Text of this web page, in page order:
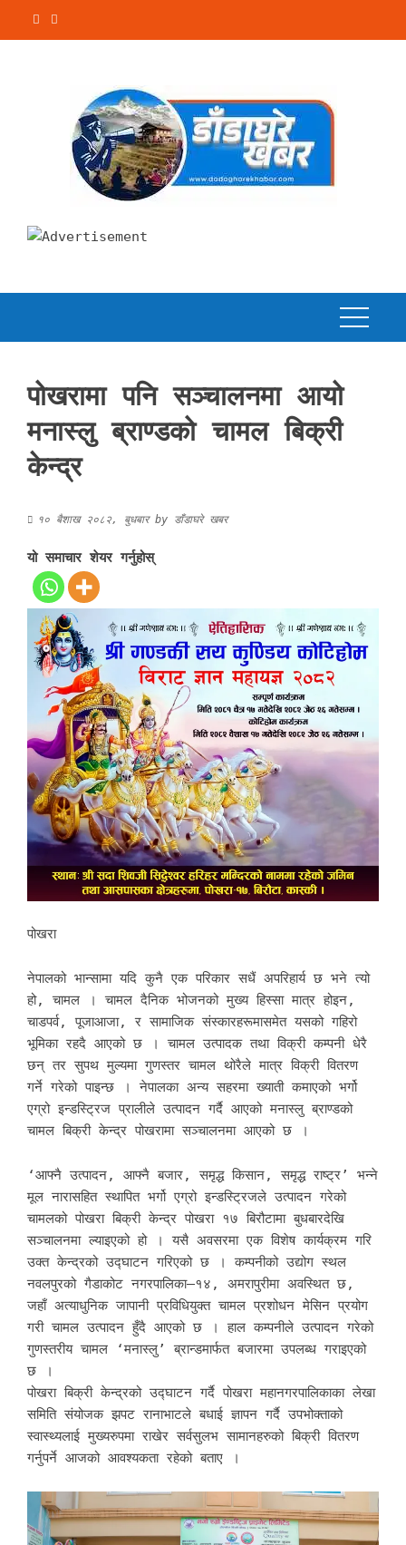
पोखरामा पनि सञ्चालनमा आयो
मनास्लु ब्राण्डको चामल बिक्री
केन्द्र
१० बैशाख २०८२, बुधबारby डाँडाघरे खबर
यो समाचार शेयर गर्नुहोस्
पोखरा
नेपालको भान्सामा यदि कुनै एक परिकार सधैं अपरिहार्य छ भने त्यो
हो, चामल । चामल दैनिक भोजनको मुख्य हिस्सा मात्र होइन,
चाडपर्व, पूजाआजा, र सामाजिक संस्कारहरूमासमेत यसको गहिरो
भूमिका रहदै आएको छ । चामल उत्पादक तथा विक्री कम्पनी धेरै
छन् तर सुपथ मुल्यमा गुणस्तर चामल थोरैले मात्र विक्री वितरण
गर्ने गरेको पाइन्छ । नेपालका अन्य सहरमा ख्याती कमाएको भर्गो
एग्रो इन्डस्ट्रिज प्रालीले उत्पादन गर्दै आएको मनास्लु ब्राण्डको
चामल बिक्री केन्द्र पोखरामा सञ्चालनमा आएको छ ।
‘आफ्नै उत्पादन, आफ्नै बजार, समृद्ध किसान, समृद्ध राष्ट्र’ भन्ने
मूल नारासहित स्थापित भर्गो एग्रो इन्डस्ट्रिजले उत्पादन गरेको
चामलको पोखरा बिक्री केन्द्र पोखरा १७ बिरौटामा बुधबारदेखि
सञ्चालनमा ल्याइएको हो । यसै अवसरमा एक विशेष कार्यक्रम गरि
उक्त केन्द्रको उद्घाटन गरिएको छ । कम्पनीको उद्योग स्थल
नवलपुरको गैडाकोट नगरपालिका–१४, अमरापुरीमा अवस्थित छ,
जहाँ अत्याधुनिक जापानी प्रविधियुक्त चामल प्रशोधन मेसिन प्रयोग
गरी चामल उत्पादन हुँदै आएको छ । हाल कम्पनीले उत्पादन गरेको
गुणस्तरीय चामल ‘मनास्लु’ ब्रान्डमार्फत बजारमा उपलब्ध गराइएको
छ ।
पोखरा बिक्री केन्द्रको उद्घाटन गर्दै पोखरा महानगरपालिकाका लेखा
समिति संयोजक झपट रानाभाटले बधाई ज्ञापन गर्दै उपभोक्ताको
स्वास्थ्यलाई मुख्यरुपमा राखेर सर्वसुलभ सामानहरुको बिक्री वितरण
गर्नुपर्ने आजको आवश्यकता रहेको बताए ।